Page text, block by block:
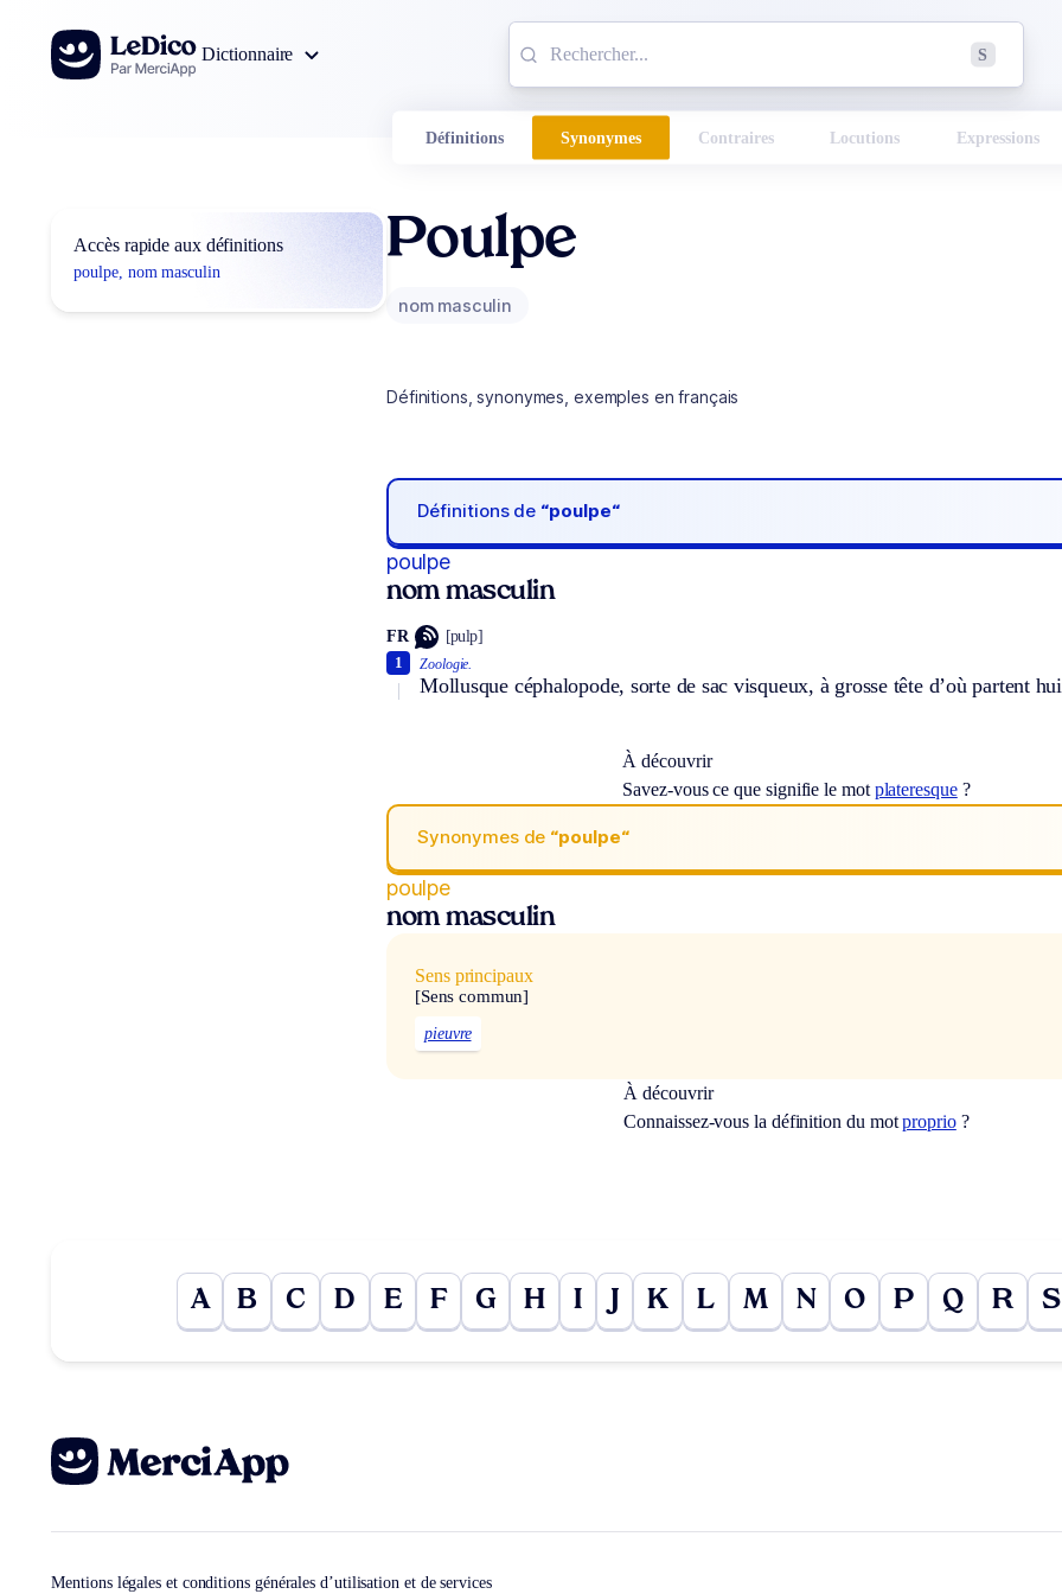
Aller au contenu
Dictionnaire
S
Définitions Synonymes Contraires Locutions Expressions
Accès rapide aux définitions
poulpe, nom masculin
Poulpe
nom masculin
Définitions, synonymes, exemples en français
Définitions de “poulpe“
poulpe
nom masculin
FR [pulp]
Zoologie.
Mollusque céphalopode, sorte de sac visqueux, à grosse tête d’où partent
1
À découvrir
Savez-vous ce que signifie le mot plateresque?
Synonymes de “poulpe“
poulpe
nom masculin
Sens principaux
[Sens commun]
pieuvre
À découvrir
Connaissez-vous la définition du motproprio?
A B C D E F G H I J K L M N O P Q R S
Mentions légales et conditions générales d’utilisation et de services